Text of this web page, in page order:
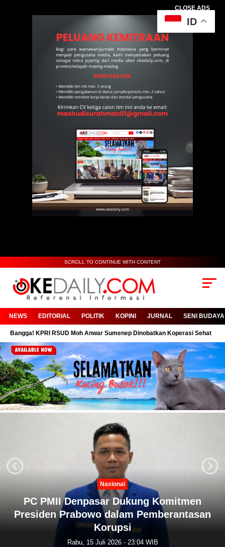
CLOSE ADS
SCROLL TO CONTINUE WITH CONTENT
NEWS EDITORIAL POLITIK KOPINI JURNAL SENI BUDAYA
RSUD Moh Anwar Sumenep Dinobatkan Koperasi Sehat PC PMII
Nasional
PC PMII Denpasar Dukung Komitmen
Presiden Prabowo dalam Pemberantasan
Korupsi
Rabu, 15 Juli 2026 - 23:04 WIB
ID